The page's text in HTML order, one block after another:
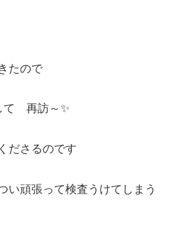
たので
て 再訪～✨
ださるのです
い頑張って検査うけてしまう